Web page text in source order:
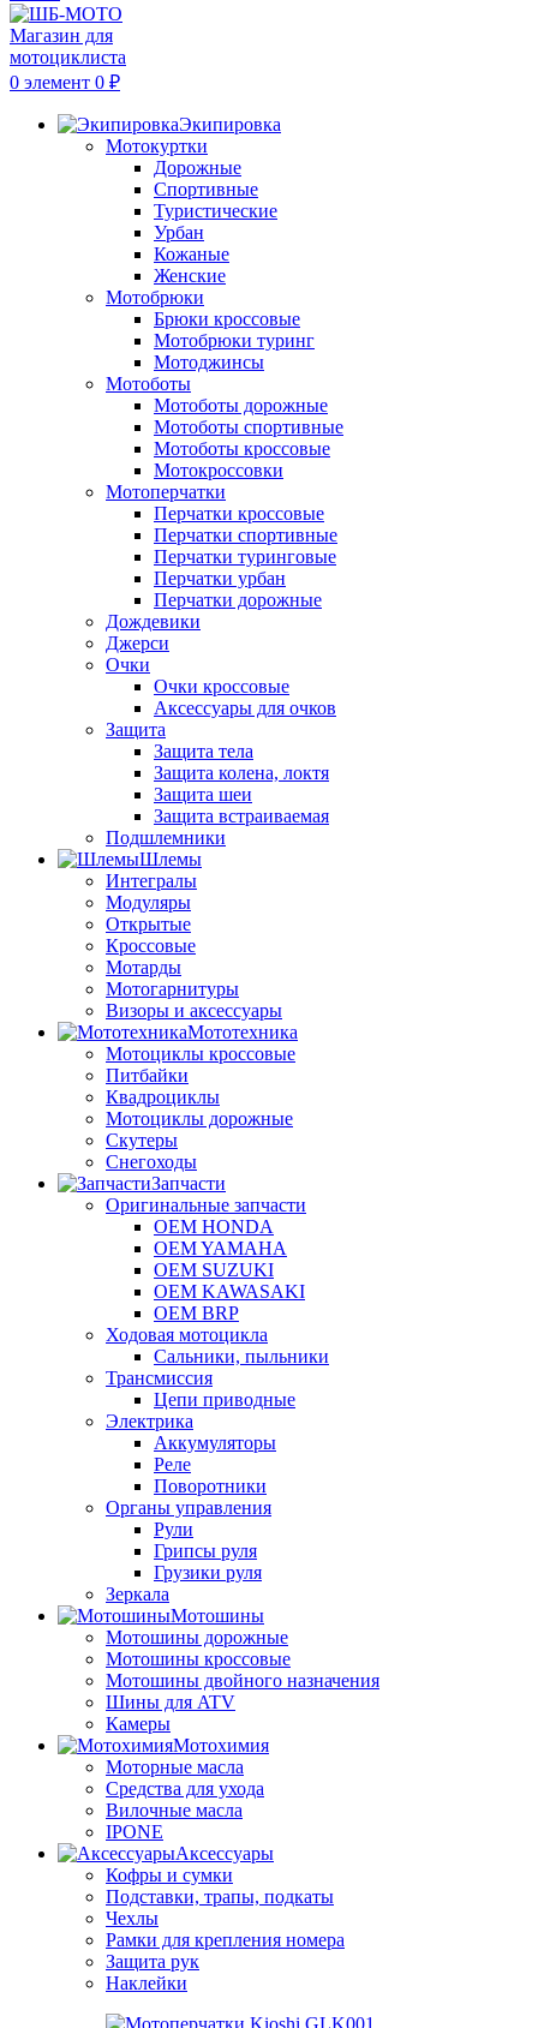
0 элемент 0 ₽
Экипировка
Мотокуртки
Дорожные
Спортивные
Туристические
Урбан
Кожаные
Женские
Мотобрюки
Брюки кроссовые
Мотобрюки туринг
Мотоджинсы
Мотоботы
Мотоботы дорожные
Мотоботы спортивные
Мотоботы кроссовые
Мотокроссовки
Мотоперчатки
Перчатки кроссовые
Перчатки спортивные
Перчатки туринговые
Перчатки урбан
Перчатки дорожные
Дождевики
Джерси
Очки
Очки кроссовые
Аксессуары для очков
Защита
Защита тела
Защита колена, локтя
Защита шеи
Защита встраиваемая
Подшлемники
Шлемы
Интегралы
Модуляры
Открытые
Кроссовые
Мотарды
Мотогарнитуры
Визоры и аксессуары
Мототехника
Мотоциклы кроссовые
Питбайки
Квадроциклы
Мотоциклы дорожные
Скутеры
Снегоходы
Запчасти
Оригинальные запчасти
OEM HONDA
OEM YAMAHA
OEM SUZUKI
OEM KAWASAKI
OEM BRP
Ходовая мотоцикла
Сальники, пыльники
Трансмиссия
Цепи приводные
Электрика
Аккумуляторы
Реле
Поворотники
Органы управления
Рули
Грипсы руля
Грузики руля
Зеркала
Мотошины
Мотошины дорожные
Мотошины кроссовые
Мотошины двойного назначения
Шины для ATV
Камеры
Мотохимия
Моторные масла
Средства для ухода
Вилочные масла
IPONE
Аксессуары
Кофры и сумки
Подставки, трапы, подкаты
Чехлы
Рамки для крепления номера
Защита рук
Наклейки